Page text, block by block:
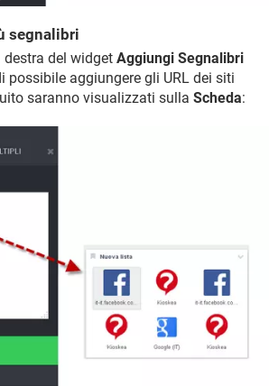
segnalibri
del widget Aggiungi Segnalibri
possibile aggiungere gli URL dei siti
saranno visualizzati sulla Scheda: